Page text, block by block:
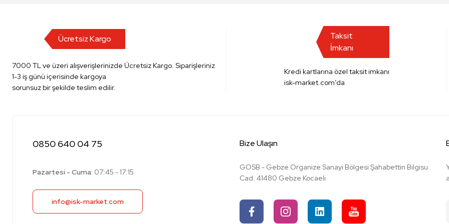
Ücretsiz Kargo
7000 TL ve üzeri alışverişlerinizde Ücretsiz Kargo. Siparişleriniz
1-3 iş günü içerisinde kargoya
sorunsuz bir şekilde teslim edilir.
Taksit
İmkanı
Kredi kartlarına özel taksit imkanı
isk-market.com’da
0850 640 04 75
Pazartesi - Cuma: 07:45 - 17:15
info@isk-market.com
Bize Ulaşın
GOSB - Gebze Organize Sanayi Bölgesi Şahabettin Bilgisu
Cad. 41480 Gebze Kocaeli